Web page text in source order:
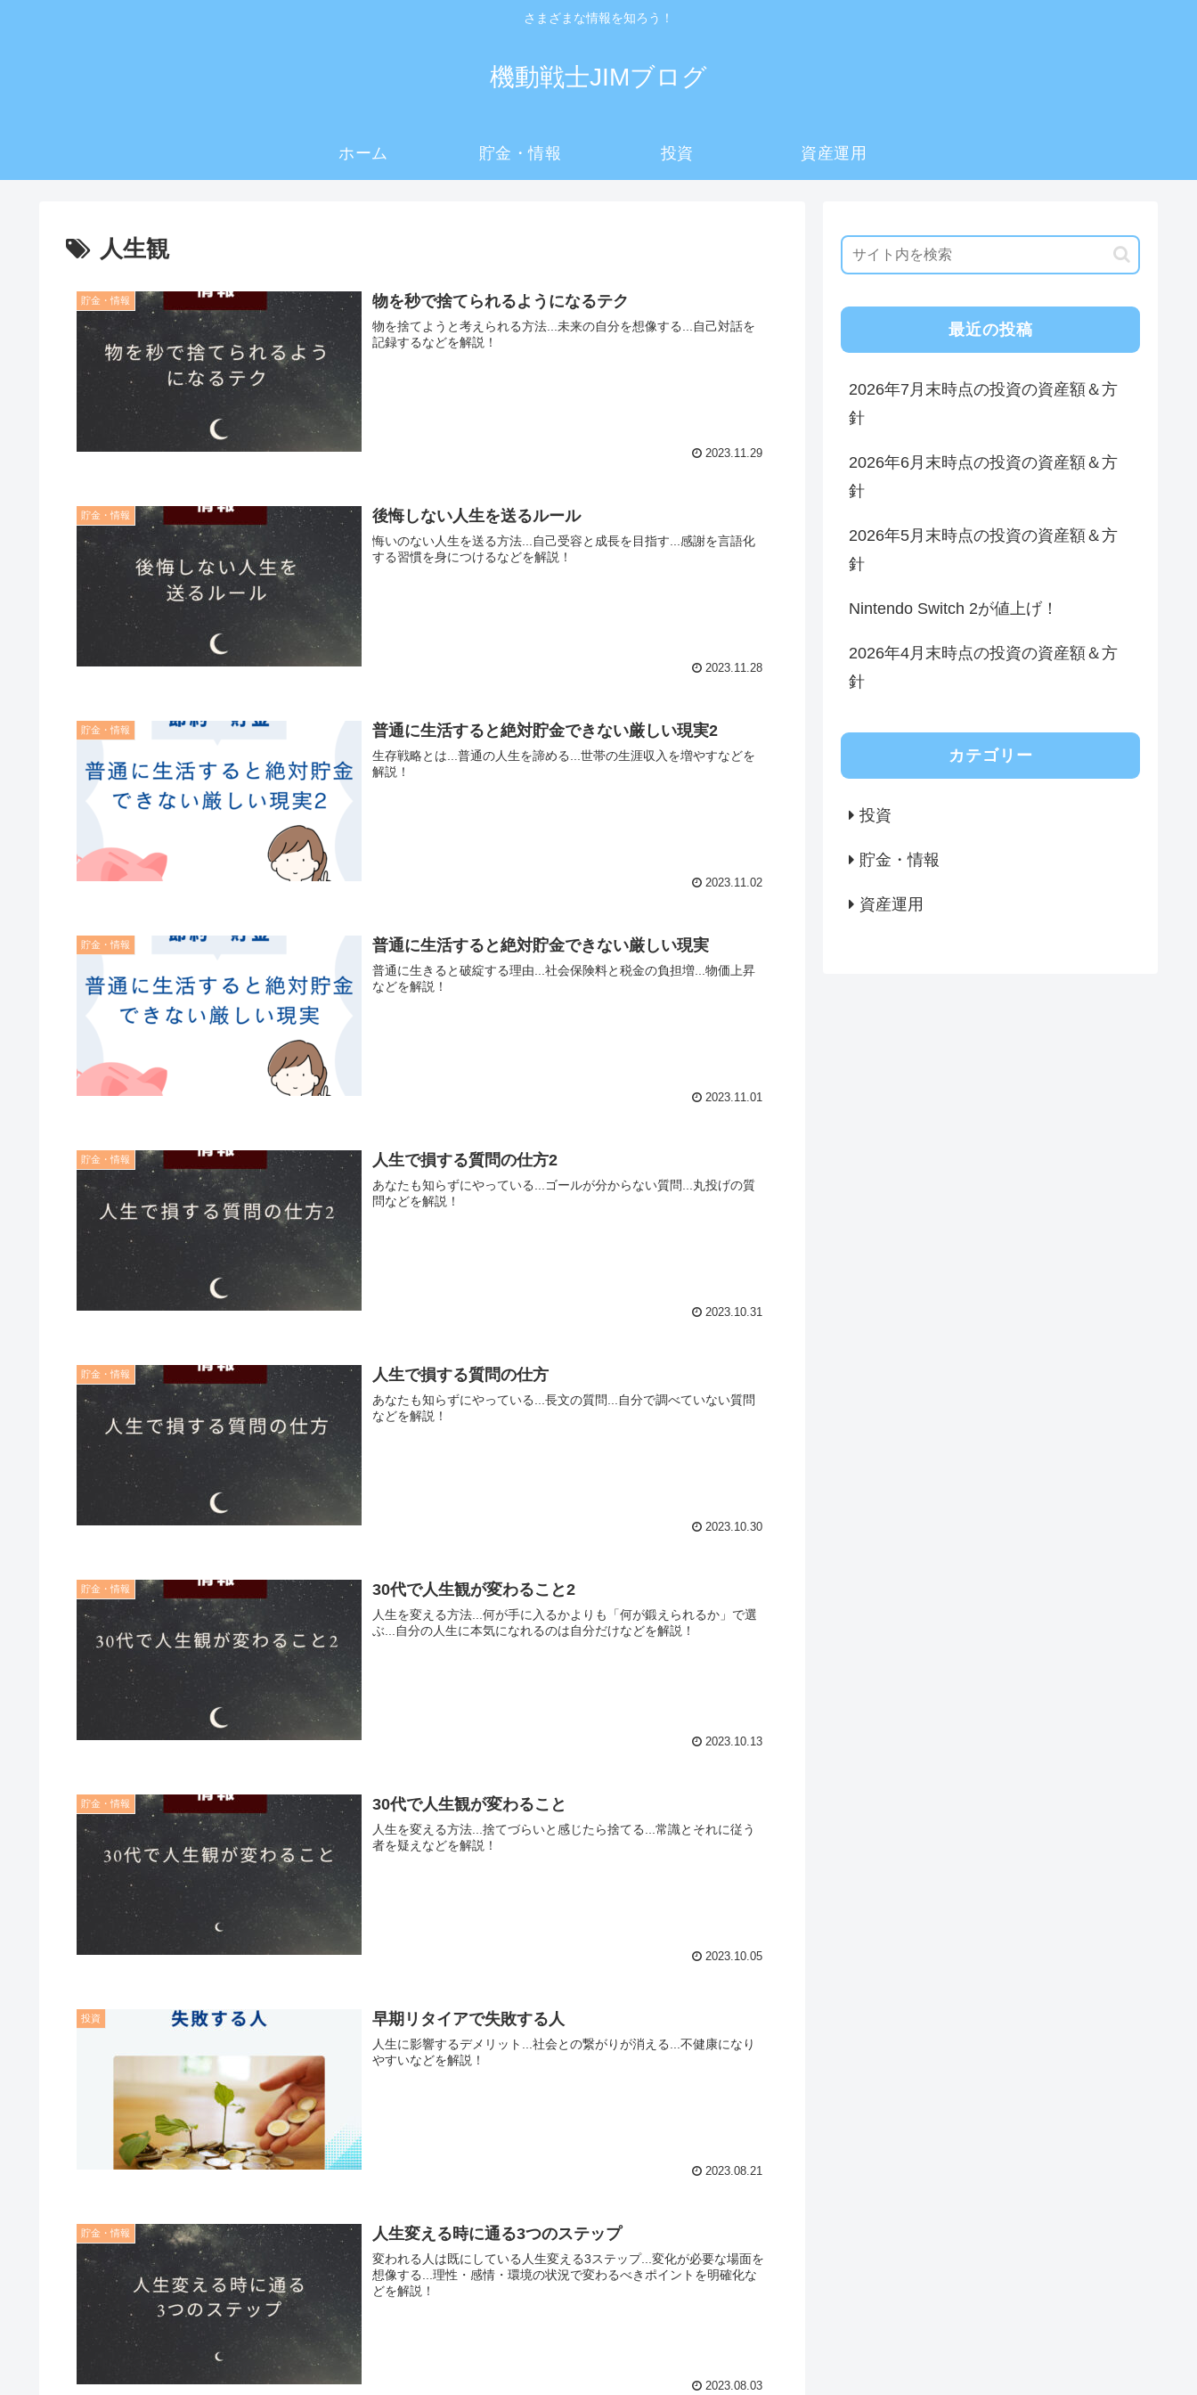
さまざまな情報を知ろう！
機動戦士JIMブログ
ホーム 貯金・情報 投資 資産運用
人生観
貯金・情報 物を秒で捨てられるようになるテク
物を捨てようと考えられる方法...未来の自分を想像する...自己対話を
記録するなどを解説！
2023.11.29
貯金・情報 後悔しない人生を送るルール
悔いのない人生を送る方法...自己受容と成長を目指す...感謝を言語化
する習慣を身につけるなどを解説！
2023.11.28
貯金・情報 普通に生活すると絶対貯金できない厳しい現実2
生存戦略とは...普通の人生を諦める...世帯の生涯収入を増やすなどを
解説！
2023.11.02
貯金・情報 普通に生活すると絶対貯金できない厳しい現実
普通に生きると破綻する理由...社会保険料と税金の負担増...物価上昇
などを解説！
2023.11.01
貯金・情報 人生で損する質問の仕方2
あなたも知らずにやっている...ゴールが分からない質問...丸投げの質
問などを解説！
2023.10.31
貯金・情報 人生で損する質問の仕方
あなたも知らずにやっている...長文の質問...自分で調べていない質問
などを解説！
2023.10.30
貯金・情報 30代で人生観が変わること2
人生を変える方法...何が手に入るかよりも「何が鍛えられるか」で選
ぶ...自分の人生に本気になれるのは自分だけなどを解説！
2023.10.13
貯金・情報 30代で人生観が変わること
人生を変える方法...捨てづらいと感じたら捨てる...常識とそれに従う
者を疑えなどを解説！
2023.10.05
投資 早期リタイアで失敗する人
人生に影響するデメリット...社会との繋がりが消える...不健康になり
やすいなどを解説！
2023.08.21
貯金・情報 人生変える時に通る3つのステップ
変われる人は既にしている人生変える3ステップ...変化が必要な場面を
想像する...理性・感情・環境の状況で変わるべきポイントを明確化な
どを解説！
2023.08.03
最近の投稿
2026年7月末時点の投資の資産額＆方
針
2026年6月末時点の投資の資産額＆方
針
2026年5月末時点の投資の資産額＆方
針
Nintendo Switch 2が値上げ！
2026年4月末時点の投資の資産額＆方
針
カテゴリー
投資
貯金・情報
資産運用